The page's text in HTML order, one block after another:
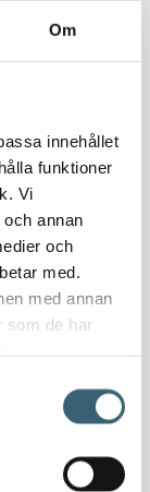
Om
innehållet
funktioner
Vi
annan
och
med.
med annan
som de har
Ovan